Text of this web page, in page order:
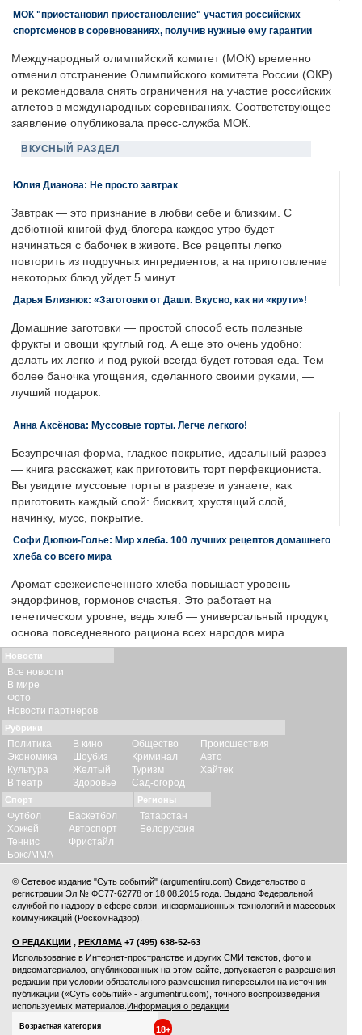
МОК "приостановил приостановление" участия российских
спортсменов в соревнованиях, получив нужные ему гарантии
Международный олимпийский комитет (МОК) временно
отменил отстранение Олимпийского комитета России (ОКР)
и рекомендовала снять ограничения на участие российских
атлетов в международных соревнваниях. Соответствующее
заявление опубликовала пресс-служба МОК.
ВКУСНЫЙ РАЗДЕЛ
Юлия Дианова: Не просто завтрак
Завтрак — это признание в любви себе и близким. С
дебютной книгой фуд-блогера каждое утро будет
начинаться с бабочек в животе. Все рецепты легко
повторить из подручных ингредиентов, а на приготовление
некоторых блюд уйдет 5 минут.
Дарья Близнюк: «Заготовки от Даши. Вкусно, как ни «крути»!
Домашние заготовки — простой способ есть полезные
фрукты и овощи круглый год. А еще это очень удобно:
делать их легко и под рукой всегда будет готовая еда. Тем
более баночка угощения, сделанного своими руками, —
лучший подарок.
Анна Аксёнова: Муссовые торты. Легче легкого!
Безупречная форма, гладкое покрытие, идеальный разрез
— книга расскажет, как приготовить торт перфекциониста.
Вы увидите муссовые торты в разрезе и узнаете, как
приготовить каждый слой: бисквит, хрустящий слой,
начинку, мусс, покрытие.
Софи Дюпюи-Голье: Мир хлеба. 100 лучших рецептов домашнего
хлеба со всего мира
Аромат свежеиспеченного хлеба повышает уровень
эндорфинов, гормонов счастья. Это работает на
генетическом уровне, ведь хлеб — универсальный продукт,
основа повседневного рациона всех народов мира.
Новости
Все новости
В мире
Фото
Новости партнеров
Рубрики
Политика
Экономика
Культура
В театр
В кино
Шоубиз
Желтый
Здоровье
Общество
Криминал
Туризм
Сад-огород
Происшествия
Авто
Хайтек
Спорт
Футбол
Хоккей
Теннис
Бокс/ММА
Баскетбол
Автоспорт
Фристайл
Регионы
Татарстан
Белоруссия
© Сетевое издание "Суть событий" (argumentiru.com) Свидетельство о
регистрации Эл № ФС77-62778 от 18.08.2015 года. Выдано Федеральной
службой по надзору в сфере связи, информационных технологий и массовых
коммуникаций (Роскомнадзор).
О РЕДАКЦИИ , РЕКЛАМА +7 (495) 638-52-63
Использование в Интернет-пространстве и других СМИ текстов, фото и
видеоматериалов, опубликованных на этом сайте, допускается с разрешения
редакции при условии обязательного размещения гиперссылки на источник
публикации («Суть событий» - argumentiru.com), точного воспроизведения
используемых материалов. Информация о редакции
Возрастная категория 18+